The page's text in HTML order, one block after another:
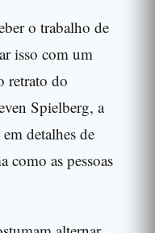
o trabalho de
isso com um
retrato do
Spielberg, a
detalhes de
como as pessoas